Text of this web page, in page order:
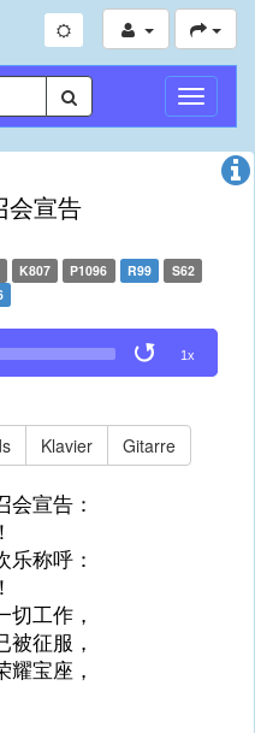
会宣告
K807 P1096 R99
S62
1x
Klavier Gitarre
会宣告：
乐称呼：
切工作，
被征服，
耀宝座，